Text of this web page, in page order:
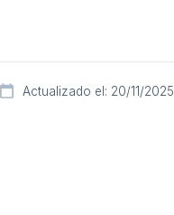
Actualizado el: 20/11/2025